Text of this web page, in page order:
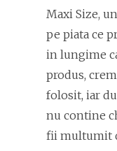
Maxi Size,
pe piata ce
in lungime
produs,
folosit, iar
nu contine
fii multumit